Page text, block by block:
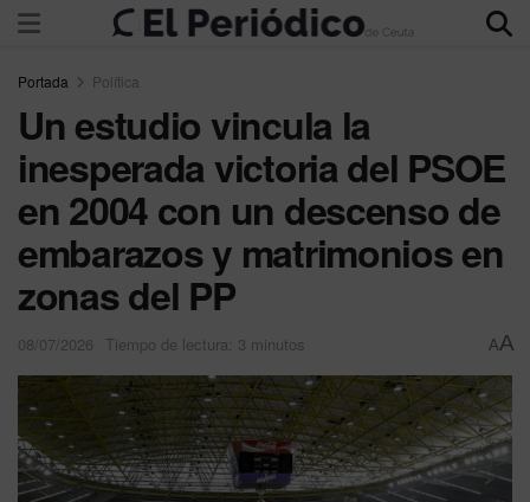
Portada Política
Un estudio vincula la
inesperada victoria del PSOE
en 2004 con un descenso de
embarazos y matrimonios en
zonas del PP
08/07/2026 Tiempo de lectura: 3 minutos AA